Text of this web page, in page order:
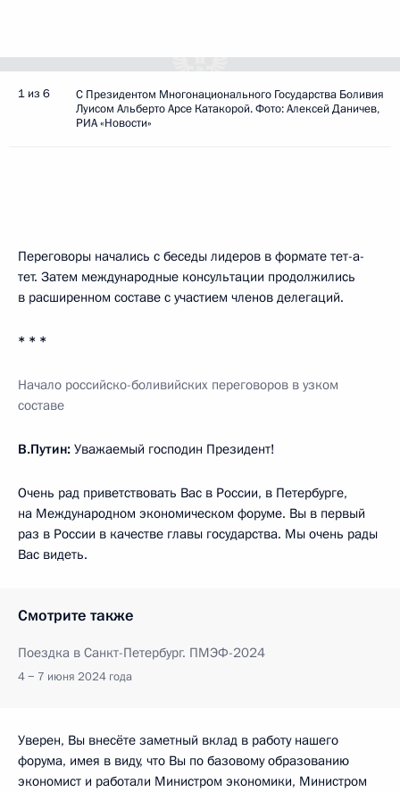
1 из 6
С Президентом Многонационального Государства Боливия
Луисом Альберто Арсе Катакорой. Фото: Алексей Даничев,
РИА «Новости»
Переговоры начались с беседы лидеров в формате тет-а-
тет. Затем международные консультации продолжились
в расширенном составе с участием членов делегаций.
* * *
Начало российско-боливийских переговоров в узком
составе
В.Путин: Уважаемый господин Президент!
Очень рад приветствовать Вас в России, в Петербурге,
на Международном экономическом форуме. Вы в первый
раз в России в качестве главы государства. Мы очень рады
Вас видеть.
Смотрите также
Поездка в Санкт-Петербург. ПМЭФ-2024
4 − 7 июня 2024 года
Уверен, Вы внесёте заметный вклад в работу нашего
форума, имея в виду, что Вы по базовому образованию
экономист и работали Министром экономики, Министром